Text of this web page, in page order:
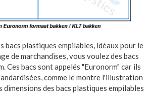
bacs plastiques empilables, idéaux pour le
de marchandises, vous voulez des bacs
Ces bacs sont appelés "Euronorm" car ils
comme le montre l'illustration
des bacs plastiques empilables